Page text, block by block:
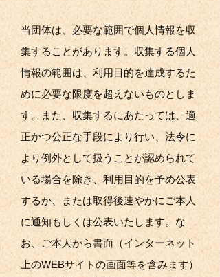
当団体は、必要な範囲で個人情報を収
集することがあります。収集する個人
情報の範囲は、利用目的を達成するた
めに必要な限度を超えないものとしま
す。また、収集するにあたっては、適
正かつ公正な手段により行い、法令に
より例外として扱うことが認められて
いる場合を除き、利用目的を予め公表
するか、または取得後速やかにご本人
に通知もしくは公表いたします。な
お、ご本人から書面（インターネット
上のWEBサイトの画面等を含みます）